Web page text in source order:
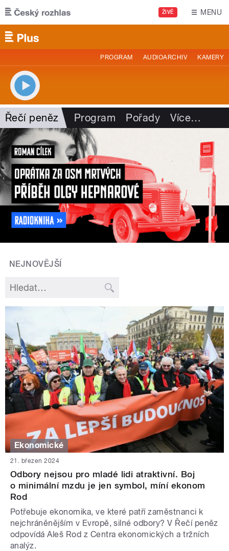
Přejít k hlavnímu obsahu
ŽIVĚ MENU
PROGRAM AUDIOARCHIV KAMERY
Řečí peněz Program Pořady Více…
NEJNOVĚJŠÍ
Ekonomické
21. březen 2024
Odbory nejsou pro mladé lidi atraktivní. Boj
o minimální mzdu je jen symbol, míní ekonom
Rod
Potřebuje ekonomika, ve které patří zaměstnanci k
nejchráněnějším v Evropě, silné odbory? V Řečí peněz
odpovídá Aleš Rod z Centra ekonomických a tržních
analýz.